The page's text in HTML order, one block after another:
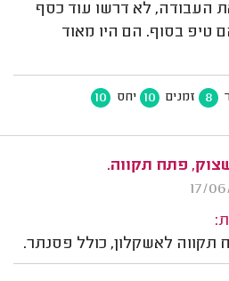
העבודה, לא דרשו עוד כסף
טיפ בסוף. הם היו מאוד
8 זמנים 10 יחס 10
פתח תקווה.
תקווה לאשקלון, כולל פסנתר.